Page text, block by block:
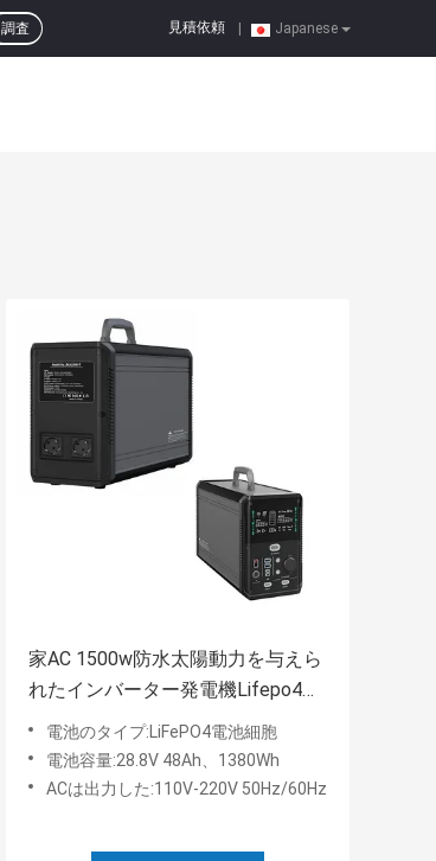
Japanese
見積依頼
調査
家AC 1500w防水太陽動力を与えら
れたインバーター発電機Lifepo4電
池28.8v 48ah
電池のタイプ:LiFePO4電池細胞
電池容量:28.8V 48Ah、1380Wh
ACは出力した:110V-220V 50Hz/60Hz